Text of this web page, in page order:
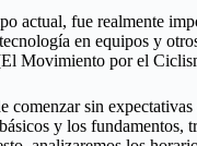
actual, fue realmente
en equipos y
Movimiento por el
sin
y los